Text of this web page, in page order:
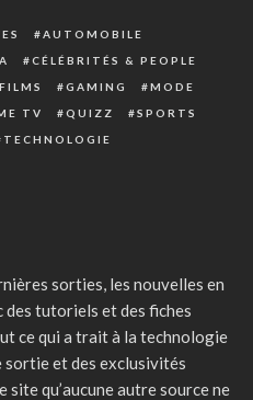
AUTOMOBILE
CÉLÉBRITÉS & PEOPLE
FILMS GAMING
MODE
TV QUIZZ
SPORTS
TECHNOLOGIE
sorties, les nouvelles en
tutoriels et des fiches
ce qui a trait à la technologie
sortie et des exclusivités
qu’aucune autre source ne